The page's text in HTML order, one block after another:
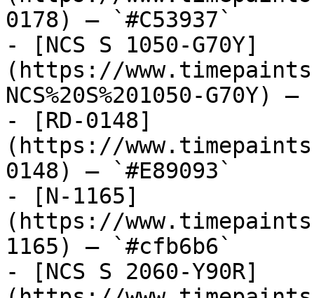
0178) — `#C53937`
- [NCS S 1050-G70Y]
(https://
NCS%20S%201050-G70Y)
- [RD-0148]
(https://
0148) — `#E89093`
- [N-1165]
(https://
1165) — `#cfb6b6`
- [NCS S 2060-Y90R]